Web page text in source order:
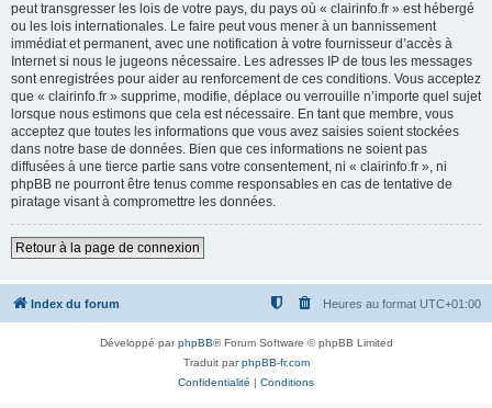
peut transgresser les lois de votre pays, du pays où « clairinfo.fr » est hébergé
ou les lois internationales. Le faire peut vous mener à un bannissement
immédiat et permanent, avec une notification à votre fournisseur d’accès à
Internet si nous le jugeons nécessaire. Les adresses IP de tous les messages
sont enregistrées pour aider au renforcement de ces conditions. Vous acceptez
que « clairinfo.fr » supprime, modifie, déplace ou verrouille n’importe quel sujet
lorsque nous estimons que cela est nécessaire. En tant que membre, vous
acceptez que toutes les informations que vous avez saisies soient stockées
dans notre base de données. Bien que ces informations ne soient pas
diffusées à une tierce partie sans votre consentement, ni « clairinfo.fr », ni
phpBB ne pourront être tenus comme responsables en cas de tentative de
piratage visant à compromettre les données.
Retour à la page de connexion
Index du forum Heures au format UTC+01:00
Développé parphpBB® Forum Software © phpBB Limited
Traduit parphpBB-fr.com
Confidentialité | Conditions